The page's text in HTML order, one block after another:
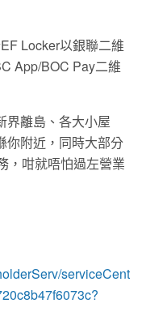
Locker以銀聯二維
App/BOC Pay二維
界離島、各大小屋
你附近，同時大部分
，咁就唔怕過左營業
serviceCent